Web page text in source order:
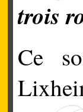
trois
Ce